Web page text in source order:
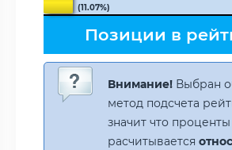
(11.07%)
Позиции в
Внимание! Выбран
метод подсчета
значит что
расчитывается